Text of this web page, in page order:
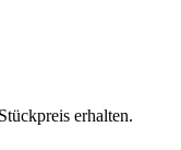
erhalten.